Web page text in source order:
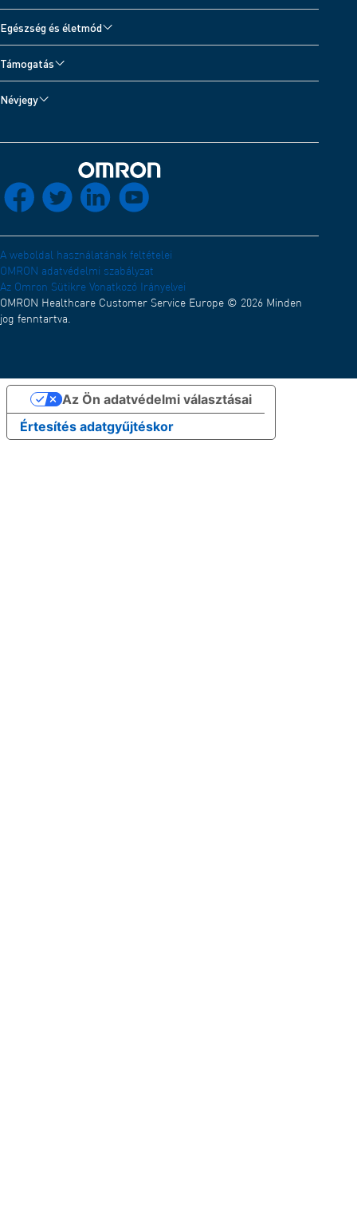
Inhalátorok és Zihálásdetektor
Fájdalomkezelés TENS-készülékkel
Digitális mérlegek
Hőmérők
Aktivitáskövetők
Inhalátor tartozékok
TENS-tartozékok
Hőmérő tartozékok
Egészség és életmód
Vérnyomásnapló
Támogatás
Fejlesztők
Elektromágneses kompatibilitás (Angol)
Megfelelőségi nyilatkozat (Angol)
Névjegy
OMRON Akadémia (Angol)
Vissza a főoldalra
socials_facebooksocials_twittersocials_linkedinsocials_youtube
A weboldal használatának feltételei
OMRON adatvédelmi szabályzat
Az Omron Sütikre Vonatkozó Irányelvei
OMRON Healthcare Customer Service Europe © 2026 Minden
jog fenntartva.
Értesítés adatgyűjtéskor
Az Ön adatvédelmi választásai